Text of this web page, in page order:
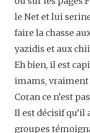
le Net et lui
faire la chasse
yazidis et aux
Eh bien, il est
imams, vraiment
Coran ce n’est
Il est décisif qu’il
groupes